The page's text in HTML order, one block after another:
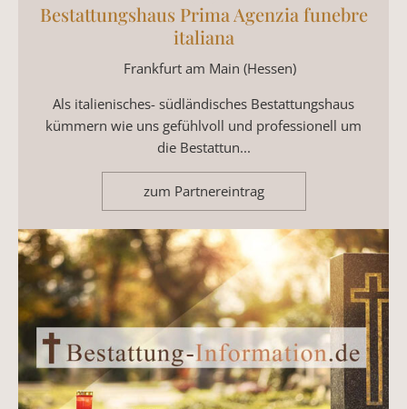
Bestattungshaus Prima Agenzia funebre
italiana
Frankfurt am Main (Hessen)
Als italienisches- südländisches Bestattungshaus
kümmern wie uns gefühlvoll und professionell um
die Bestattun...
zum Partnereintrag